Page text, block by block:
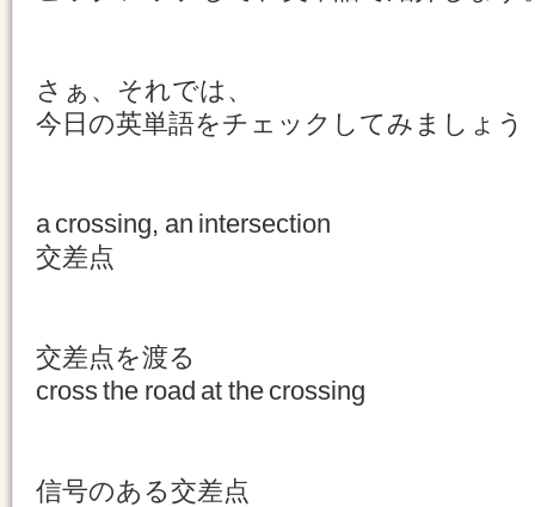
さぁ、それでは、
今日の英単語をチェックしてみましょう
a crossing, an intersection
交差点
交差点を渡る
cross the road at the crossing
信号のある交差点